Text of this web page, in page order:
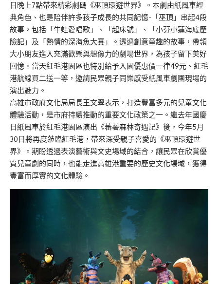
日晚上7點帶來精彩劇碼《巫頂環遊世界》。本劇由紙風車經
典角色、也是陪伴許多孩子成長的共同記憶-「巫頂」串起4段
故事，包括「牛蛙愛唱歌」、「起床號」、「小芬小蓮海底歷
險記」及「熱情的深海魚大賽」。透過創意童趣的故事，帶領
大小朋友進入充滿歡樂與想像力的劇場世界，為孩子留下美好
回憶。當天紅毛港園區也特別給予入園優惠價一律49元、紅毛
港航線買二送一等，邀請民眾親子同樂感受紙風車劇團現場的
演出魅力。
高雄市政府文化局局長王文翠表示，打造豐富多元的兒童文化
體驗活動，是市府持續推動的重要文化政策之一。繼去年國慶
日紙風車於紅毛港園區演出《蕃薯森林奇遇記》後，今年5月
30日將再度蒞臨紅毛港，帶來深受親子喜愛的《巫頂環遊世
界》。期盼透過表演藝術與文史場域的結合，讓民眾在欣賞優
質兒童劇的同時，也能走進高雄港重要的歷史文化場域，獲得
豐富而厚實的文化體驗。